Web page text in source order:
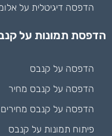
הדפסה דיגיטלית על
הדפסת תמונות על
הדפסה על קנבס
הדפסה על קנבס מחיר
הדפסה על קנבס מחירים
פיתוח תמונות על קנבס